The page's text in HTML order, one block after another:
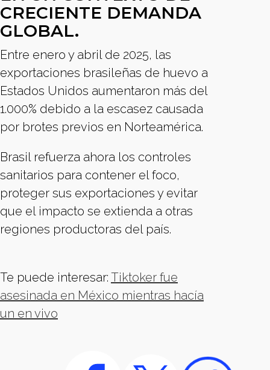
CRECIENTE DEMANDA
GLOBAL.
Entre enero y abril de 2025, las
exportaciones brasileñas de huevo a
Estados Unidos aumentaron más del
1.000% debido a la escasez causada
por brotes previos en Norteamérica.
Brasil refuerza ahora los controles
sanitarios para contener el foco,
proteger sus exportaciones y evitar
que el impacto se extienda a otras
regiones productoras del país.
Te puede interesar: Tiktoker fue
asesinada en México mientras hacía
un en vivo